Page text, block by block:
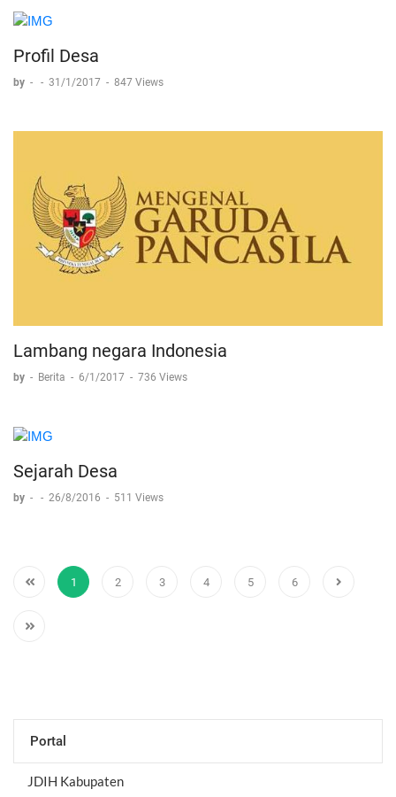
Profil Desa
by - - 31/1/2017 - 847 Views
Lambang negara Indonesia
by - Berita - 6/1/2017 - 736 Views
Sejarah Desa
by - - 26/8/2016 - 511 Views
1 2 3 4 5 6
Portal
JDIH Kabupaten